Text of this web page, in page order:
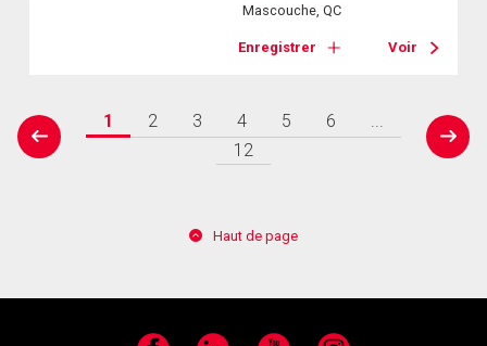
Mascouche, QC
Enregistrer Voir
prev
1 2 3 4 5 6
12
next
Haut de page